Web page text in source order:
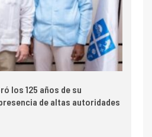
los 125 años de su
de altas autoridades